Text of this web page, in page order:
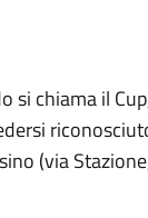
chiama il
(via